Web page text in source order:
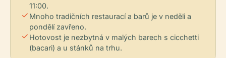
11:00.
check Mnoho tradičních restaurací a barů je v neděli a
pondělí zavřeno.
check Hotovost je nezbytná v malých barech s cicchetti
(bacari) a u stánků na trhu.